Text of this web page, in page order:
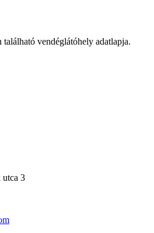
vendéglátóhely adatlapja.
utca 3